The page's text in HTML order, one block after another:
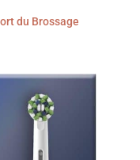
du Brossage